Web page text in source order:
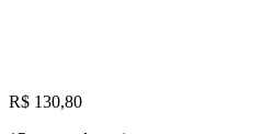
R$ 130,80